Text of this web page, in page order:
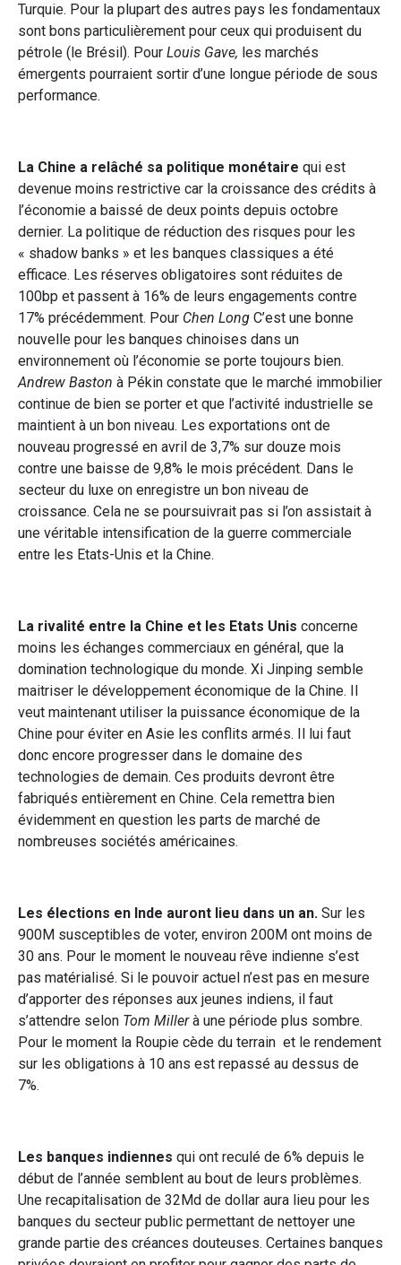
Turquie. Pour la plupart des autres pays les fondamentaux
sont bons particulièrement pour ceux qui produisent du
pétrole (le Brésil). Pour Louis Gave, les marchés
émergents pourraient sortir d’une longue période de sous
performance.
La Chine a relâché sa politique monétaire qui est
devenue moins restrictive car la croissance des crédits à
l’économie a baissé de deux points depuis octobre
dernier. La politique de réduction des risques pour les
« shadow banks » et les banques classiques a été
efficace. Les réserves obligatoires sont réduites de
100bp et passent à 16% de leurs engagements contre
17% précédemment. Pour Chen Long C’est une bonne
nouvelle pour les banques chinoises dans un
environnement où l’économie se porte toujours bien.
Andrew Baston à Pékin constate que le marché immobilier
continue de bien se porter et que l’activité industrielle se
maintient à un bon niveau. Les exportations ont de
nouveau progressé en avril de 3,7% sur douze mois
contre une baisse de 9,8% le mois précédent. Dans le
secteur du luxe on enregistre un bon niveau de
croissance. Cela ne se poursuivrait pas si l’on assistait à
une véritable intensification de la guerre commerciale
entre les Etats-Unis et la Chine.
La rivalité entre la Chine et les Etats Unis concerne
moins les échanges commerciaux en général, que la
domination technologique du monde. Xi Jinping semble
maitriser le développement économique de la Chine. Il
veut maintenant utiliser la puissance économique de la
Chine pour éviter en Asie les conflits armés. Il lui faut
donc encore progresser dans le domaine des
technologies de demain. Ces produits devront être
fabriqués entièrement en Chine. Cela remettra bien
évidemment en question les parts de marché de
nombreuses sociétés américaines.
Les élections en Inde auront lieu dans un an. Sur les
900M susceptibles de voter, environ 200M ont moins de
30 ans. Pour le moment le nouveau rêve indienne s’est
pas matérialisé. Si le pouvoir actuel n’est pas en mesure
d’apporter des réponses aux jeunes indiens, il faut
s’attendre selon Tom Millerà une période plus sombre.
Pour le moment la Roupie cède du terrain et le rendement
sur les obligations à 10 ans est repassé au dessus de
7%.
Les banques indiennes qui ont reculé de 6% depuis le
début de l’année semblent au bout de leurs problèmes.
Une recapitalisation de 32Md de dollar aura lieu pour les
banques du secteur public permettant de nettoyer une
grande partie des créances douteuses. Certaines banques